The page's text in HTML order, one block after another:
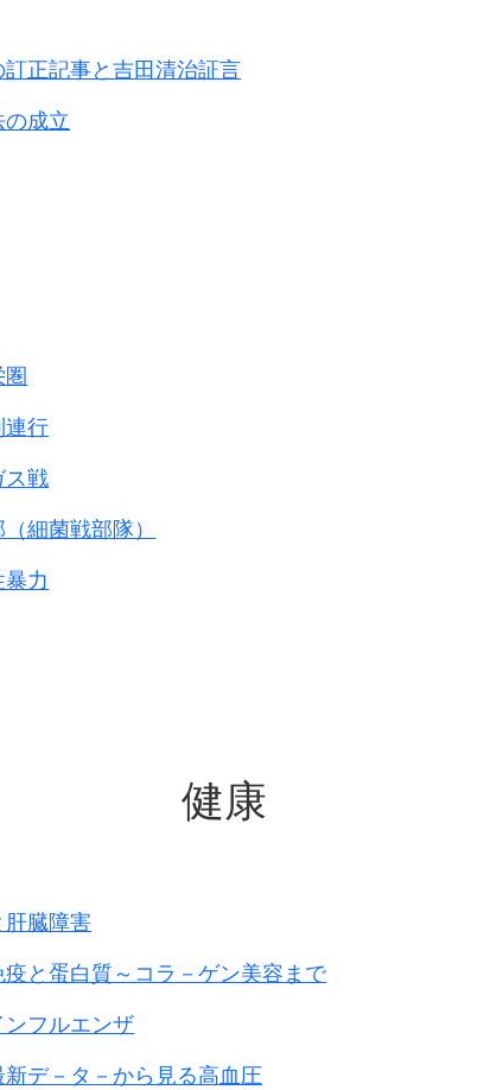
正記事と吉田清治証言
成立
連行
ス戦
細菌戦部隊）
力
健康
臓障害
と蛋白質～コラ－ゲン美容まで
フルエンザ
デ－タ－から見る高血圧